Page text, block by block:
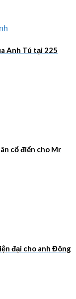
Anh Tú tại 225
cổ điển cho Mr
đại cho anh Đông